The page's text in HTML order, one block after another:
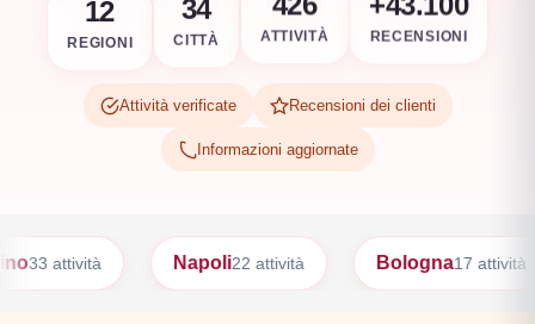
REGIONI
34
CITTÀ
426
ATTIVITÀ
+43.100
RECENSIONI
Attività verificate Recensioni dei clienti
Informazioni aggiornate
22 attività Bologna17 attività Firenze17